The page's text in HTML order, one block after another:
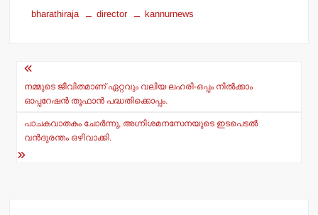
at
p
p
c
o
o
k
bharathiraja director kannurnews
Post
navigation
നമ്മുടെ ജീവിതമാണ് ഏറ്റവും വലിയ ലഹരി-ഒപ്പം നില്‍ക്കാം
ഓപ്പറേഷന്‍ തൂഫാന്‍ പദ്ധതിക്കൊപ്പം.
പാചകവാതകം ചോര്‍ന്നു, അഗ്നിശമനസേനയുടെ ഇടപെടല്‍
വന്‍ദുരന്തം ഒഴിവാക്കി.